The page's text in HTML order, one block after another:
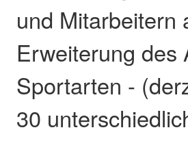
und Mitarbeitern
Erweiterung des
Sportarten -
30